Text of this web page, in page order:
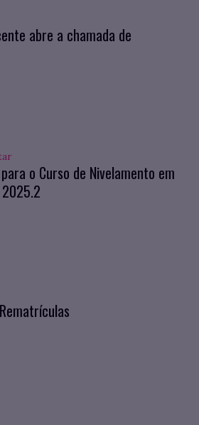
abre a chamada de
o Curso de Nivelamento em